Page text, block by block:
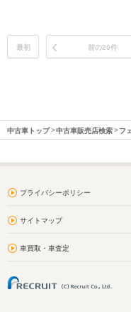
最初 前の20件
中古車トップ 中古車販売店検索 フ
プライバシーポリシー
サイトマップ
車買取・車査定